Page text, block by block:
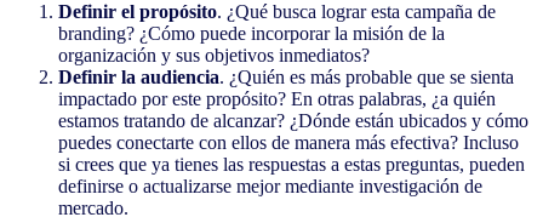
Definir el propósito. ¿Qué busca lograr esta campaña de
branding? ¿Cómo puede incorporar la misión de la
organización y sus objetivos inmediatos?
Definir la audiencia. ¿Quién es más probable que se sienta
impactado por este propósito? En otras palabras, ¿a quién
estamos tratando de alcanzar? ¿Dónde están ubicados y cómo
puedes conectarte con ellos de manera más efectiva? Incluso
si crees que ya tienes las respuestas a estas preguntas, pueden
definirse o actualizarse mejor mediante investigación de
mercado.